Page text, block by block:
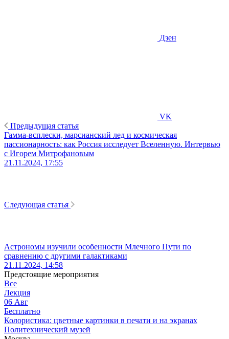
Дзен
VK
Предыдущая статья
Гамма-всплески, марсианский лед и космическая
пассионарность: как Россия исследует Вселенную. Интервью
с Игорем Митрофановым
21.11.2024, 17:55
Следующая статья
Астрономы изучили особенности Млечного Пути по
сравнению с другими галактиками
21.11.2024, 14:58
Предстоящие мероприятия
Все
Лекция
06 Авг
Бесплатно
Колористика: цветные картинки в печати и на экранах
Политехнический музей